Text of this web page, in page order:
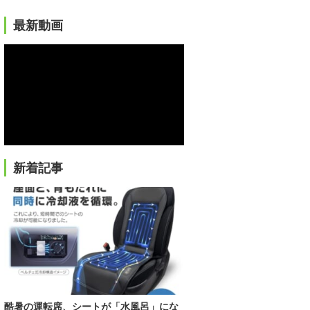
最新動画
新着記事
酷暑の運転席、シートが「水風呂」にな